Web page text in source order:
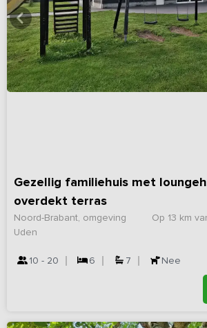
Gezellig familiehuis met
overdekt terras
Op 13 km
Noord-Brabant, omgeving
Uden
10 - 20 6 7 Nee